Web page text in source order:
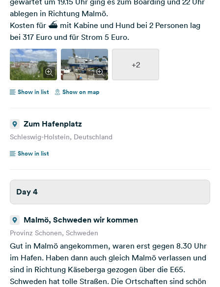
ablegen in Richtung Malmö.
Kosten für ⛴️ mit Kabine und Hund bei 2 Personen lag
bei 317 Euro und für Strom 5 Euro.
+2
Show in list Show on map
Zum Hafenplatz
Schleswig-Holstein, Deutschland
Show in list
Day 4
Malmö, Schweden wir kommen
Provinz Schonen, Schweden
Gut in Malmö angekommen, waren erst gegen 8.30 Uhr
im Hafen. Haben dann auch gleich Malmö verlassen und
sind in Richtung Käseberga gezogen über die E65.
Schweden hat tolle Straßen. Die Ortschaften sind schön